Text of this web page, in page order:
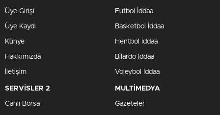
Üye Girişi
Üye Kaydı
Künye
Hakkımızda
İletişim
Futbol İddaa
Basketbol İddaa
Hentbol İddaa
Bilardo İddaa
Voleybol İddaa
SERVİSLER 2
Canlı Borsa
MULTİMEDYA
Gazeteler